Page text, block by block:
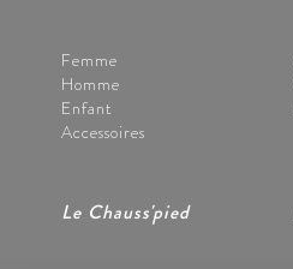
Femme
Homme
Enfant
Accessoires
Le Chauss'pied